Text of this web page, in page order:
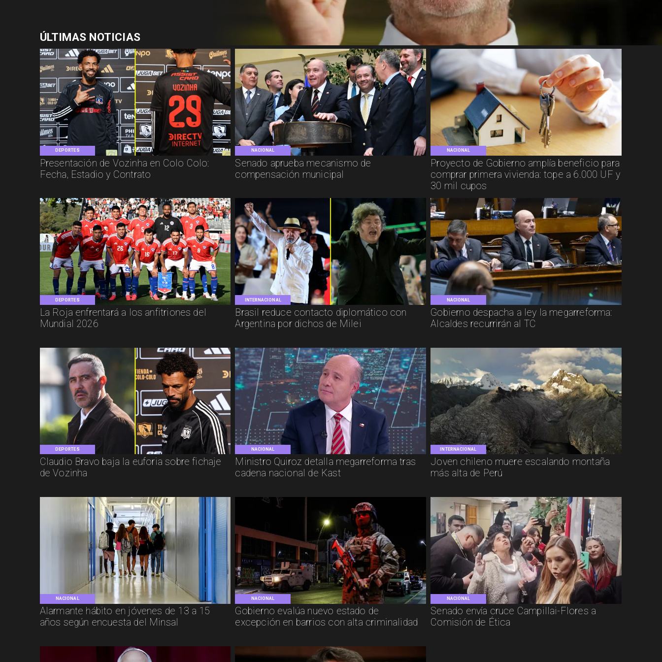
DEPORTES
Presentación de Vozinha en Colo Colo:
Fecha, Estadio y Contrato
NACIONAL
Senado aprueba mecanismo de
compensación municipal
NACIONAL
Proyecto de Gobierno amplía beneficio para
comprar primera vivienda: tope a 6.000 UF y
30 mil cupos
DEPORTES
La Roja enfrentará a los anfitriones del
Mundial 2026
INTERNACIONAL
Brasil reduce contacto diplomático con
Argentina por dichos de Milei
NACIONAL
Gobierno despacha a ley la megarreforma:
Alcaldes recurrirán al TC
DEPORTES
Claudio Bravo baja la euforia sobre fichaje
de Vozinha
NACIONAL
Ministro Quiroz detalla megarreforma tras
cadena nacional de Kast
INTERNACIONAL
Joven chileno muere escalando montaña
más alta de Perú
NACIONAL
Alarmante hábito en jóvenes de 13 a 15
años según encuesta del Minsal
NACIONAL
Gobierno evalúa nuevo estado de
excepción en barrios con alta criminalidad
NACIONAL
Senado envía cruce Campillai-Flores a
Comisión de Ética
ÚLTIMAS NOTICIAS